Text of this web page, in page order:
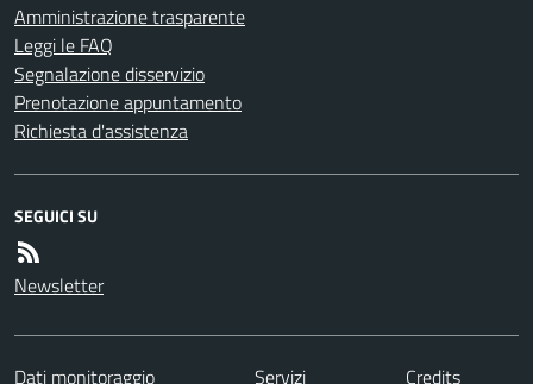
Amministrazione trasparente
Leggi le FAQ
Segnalazione disservizio
Prenotazione appuntamento
Richiesta d'assistenza
SEGUICI SU
Newsletter
Dati monitoraggio Servizi Credits